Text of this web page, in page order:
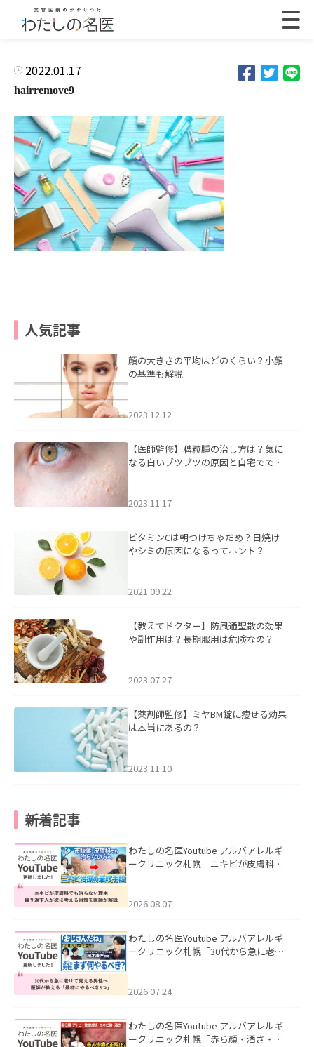
2022.01.17
hairremove9
人気記事
顔の大きさの平均はどのくらい？小顔
の基準も解説
2023.12.12
【医師監修】稗粒腫の治し方は？気に
なる白いブツブツの原因と自宅ででき
2023.11.17
ビタミンCは朝つけちゃだめ？日焼け
やシミの原因になるってホント？
2021.09.22
【教えてドクター】防風通聖散の効果
や副作用は？長期服用は危険なの？
2023.07.27
【薬剤師監修】ミヤBM錠に痩せる効果
は本当にあるの？
2023.11.10
新着記事
わたしの名医Youtube アルバアレルギ
ークリニック札幌「ニキビが皮膚科で
ました。
2026.08.07
わたしの名医Youtube アルバアレルギ
ークリニック札幌「30代から急に老け
た。
2026.07.24
わたしの名医Youtube アルバアレルギ
ークリニック札幌「赤ら顔・酒さ・ニ